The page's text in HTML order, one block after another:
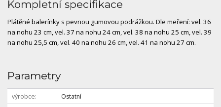
Kompletní specifikace
Plátěné balerínky s pevnou gumovou podrážkou. Dle meření: vel. 36
na nohu 23 cm, vel. 37 na nohu 24 cm, vel. 38 na nohu 25 cm, vel. 39
na nohu 25,5 cm, vel. 40 na nohu 26 cm, vel. 41 na nohu 27 cm.
Parametry
výrobce
Ostatní